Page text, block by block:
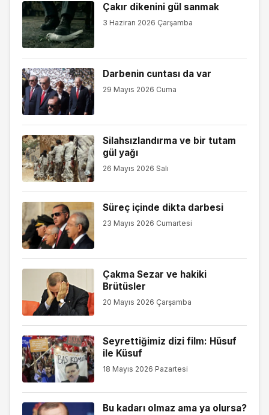
Çakır dikenini gül sanmak
3 Haziran 2026 Çarşamba
Darbenin cuntası da var
29 Mayıs 2026 Cuma
Silahsızlandırma ve bir tutam
gül yağı
26 Mayıs 2026 Salı
Süreç içinde dikta darbesi
23 Mayıs 2026 Cumartesi
Çakma Sezar ve hakiki
Brütüsler
20 Mayıs 2026 Çarşamba
Seyrettiğimiz dizi film: Hüsuf
ile Küsuf
18 Mayıs 2026 Pazartesi
Bu kadarı olmaz ama ya olursa?